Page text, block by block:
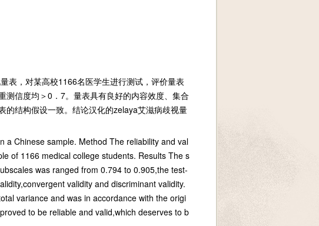
表，对某高校1166名医学生进行测试，评价量表
信度均＞0．7。量表具有良好的内容效度、集合
的结构假设一致。结论汉化的zelaya艾滋病歧视量
a Chinese sample. Method The reliability and val
of 1166 medical college students. Results The s
was ranged from 0.794 to 0.905,the test-
validity and discriminant validity.
variance and was in accordance with the origi
to be reliable and valid,which deserves to b